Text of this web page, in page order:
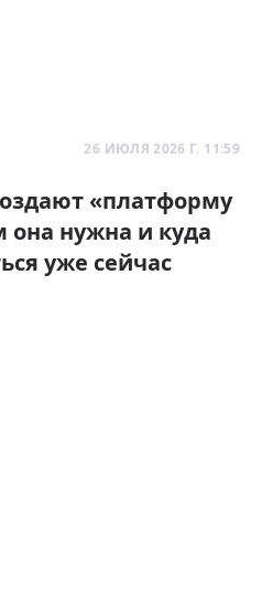
26 ИЮЛЯ 2026 Г. 11:59
«платформу
она нужна и куда
уже сейчас